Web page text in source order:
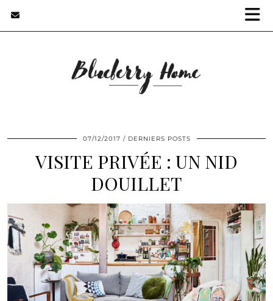
07/12/2017 DERNIERS POSTS
VISITE PRIVÉE : UN NID
DOUILLET